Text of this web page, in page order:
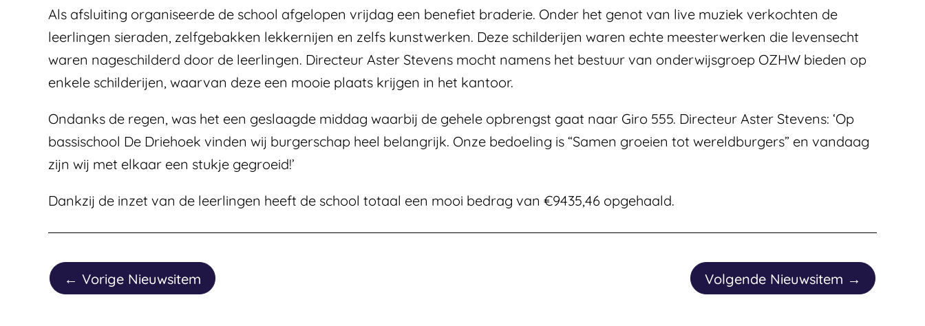
Als afsluiting organiseerde de school afgelopen vrijdag een benefiet braderie. Onder het genot van live muziek verkochten de
leerlingen sieraden, zelfgebakken lekkernijen en zelfs kunstwerken. Deze schilderijen waren echte meesterwerken die levensecht
waren nageschilderd door de leerlingen. Directeur Aster Stevens mocht namens het bestuur van onderwijsgroep OZHW bieden op
enkele schilderijen, waarvan deze een mooie plaats krijgen in het kantoor.
Ondanks de regen, was het een geslaagde middag waarbij de gehele opbrengst gaat naar Giro 555. Directeur Aster Stevens: ‘Op
bassischool De Driehoek vinden wij burgerschap heel belangrijk. Onze bedoeling is “Samen groeien tot wereldburgers” en vandaag
zijn wij met elkaar een stukje gegroeid!’
Dankzij de inzet van de leerlingen heeft de school totaal een mooi bedrag van €9435,46 opgehaald.
← Vorige Nieuwsitem Volgende Nieuwsitem →